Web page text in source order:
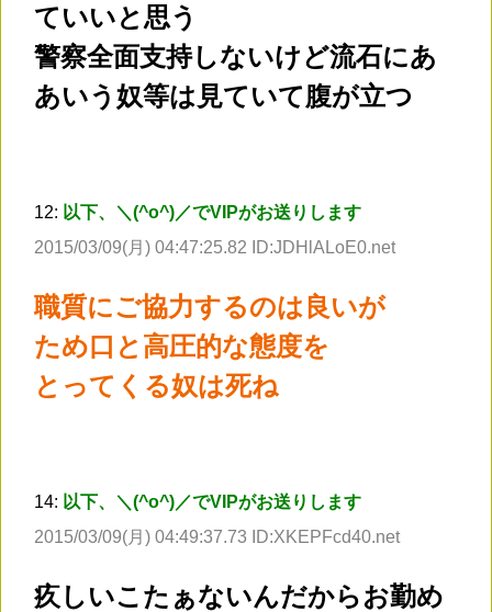
ていいと思う
警察全面支持しないけど流石にあ
あいう奴等は見ていて腹が立つ
12: 以下、＼(^o^)／でVIPがお送りします
2015/03/09(月) 04:47:25.82 ID:JDHlALoE0.net
職質にご協力するのは良いが
ため口と高圧的な態度を
とってくる奴は死ね
14: 以下、＼(^o^)／でVIPがお送りします
2015/03/09(月) 04:49:37.73 ID:XKEPFcd40.net
疚しいこたぁないんだからお勤め